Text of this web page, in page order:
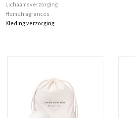
Lichaamsverzorging
Homefragrances
Kleding verzorging